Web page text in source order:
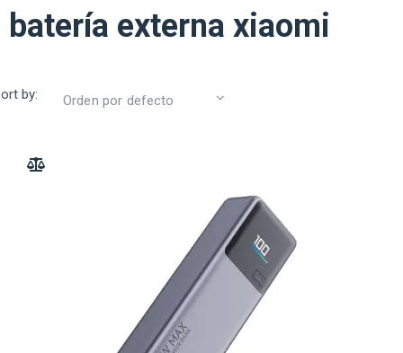
batería externa xiaomi
by: